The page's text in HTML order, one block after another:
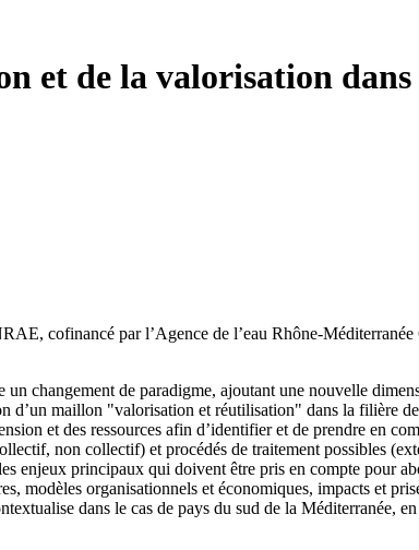
et de la valorisation
cofinancé par l’Agence de l’eau Rhône-
un changement de paradigme, ajoutant une nouvelle
maillon "valorisation et réutilisation" dans la filière
et des ressources afin d’identifier et de prendre en
non collectif) et procédés de traitement possibles
enjeux principaux qui doivent être pris en compte pour
modèles organisationnels et économiques, impacts et
dans le cas de pays du sud de la Méditerranée,